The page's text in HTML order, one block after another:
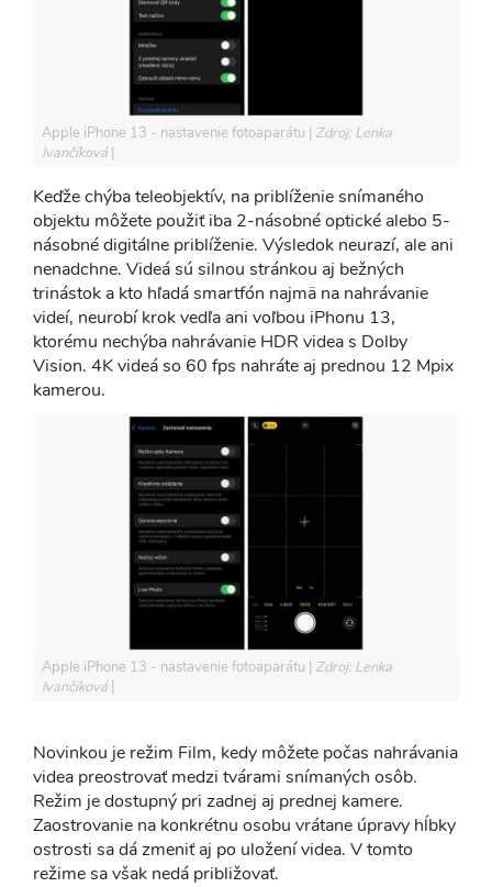
Apple iPhone 13 - nastavenie fotoaparátu
Zdroj: Lenka
Ivančíková
Keďže chýba teleobjektív, na priblíženie snímaného
objektu môžete použiť iba 2-násobné optické alebo 5-
násobné digitálne priblíženie. Výsledok neurazí, ale ani
nenadchne. Videá sú silnou stránkou aj bežných
trinástok a kto hľadá smartfón najmä na nahrávanie
videí, neurobí krok vedľa ani voľbou iPhonu 13,
ktorému nechýba nahrávanie HDR videa s Dolby
Vision. 4K videá so 60 fps nahráte aj prednou 12 Mpix
kamerou.
Apple iPhone 13 - nastavenie fotoaparátu
Zdroj: Lenka
Ivančíková
Novinkou je režim Film, kedy môžete počas nahrávania
videa preostrovať medzi tvárami snímaných osôb.
Režim je dostupný pri zadnej aj prednej kamere.
Zaostrovanie na konkrétnu osobu vrátane úpravy hĺbky
ostrosti sa dá zmeniť aj po uložení videa. V tomto
režime sa však nedá približovať.